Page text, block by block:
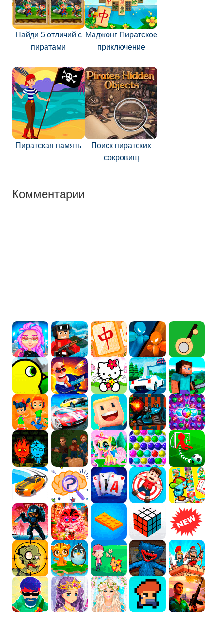
Найди 5 отличий с
пиратами
Маджонг Пиратское
приключение
Пиратская память
Поиск пиратских
сокровищ
Комментарии